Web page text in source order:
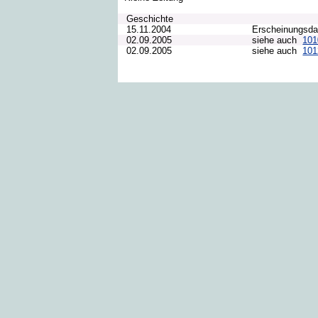
Geschichte
15.11.2004
02.09.2005
siehe auch
02.09.2005
siehe auch